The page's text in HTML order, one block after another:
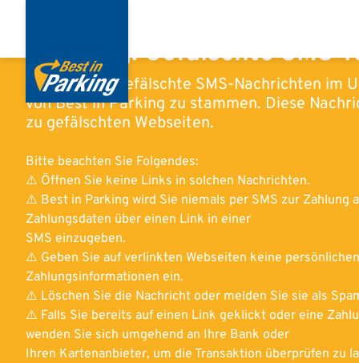
Warnung: Gefälschte
Derzeit sind gefälschte SMS-Nachrichten im
von Best in Parking zu stammen. Diese
zu gefälschten Webseiten.
Bitte beachten Sie Folgendes:
⚠️ Öffnen Sie keine Links in solchen Nachrichten.
⚠️ Best in Parking wird Sie niemals per SMS zur Zahlung
Zahlungsdaten über einen Link in einer
SMS einzugeben.
⚠️ Geben Sie auf verlinkten Webseiten keine
Zahlungsinformationen ein.
⚠️ Löschen Sie die Nachricht oder melden Sie sie als
⚠️ Falls Sie bereits auf einen Link geklickt oder eine
wenden Sie sich umgehend an Ihre Bank oder
Ihren Kartenanbieter, um die Transaktion überprüfen zu